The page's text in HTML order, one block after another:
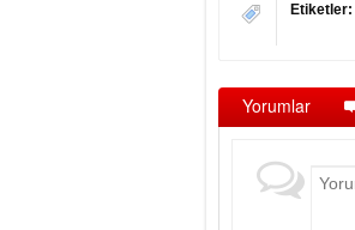
Etiketler:
Yorumlar